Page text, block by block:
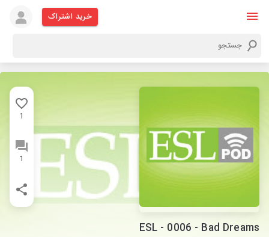
خرید اشتراک
1
1
ESL - 0006 - Bad Dreams